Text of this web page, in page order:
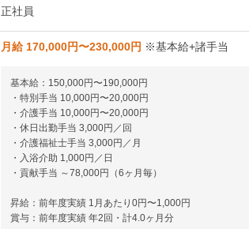
正社員
月給 170,000円〜230,000円 ※基本給+諸手当
基本給：150,000円〜190,000円
・特別手当 10,000円〜20,000円
・介護手当 10,000円〜20,000円
・休日出勤手当 3,000円／回
・介護福祉士手当 3,000円／月
・入浴介助 1,000円／日
・貢献手当 ～78,000円（6ヶ月毎）
昇給：前年度実績 1月あたり0円〜1,000円
賞与：前年度実績 年2回・計4.0ヶ月分